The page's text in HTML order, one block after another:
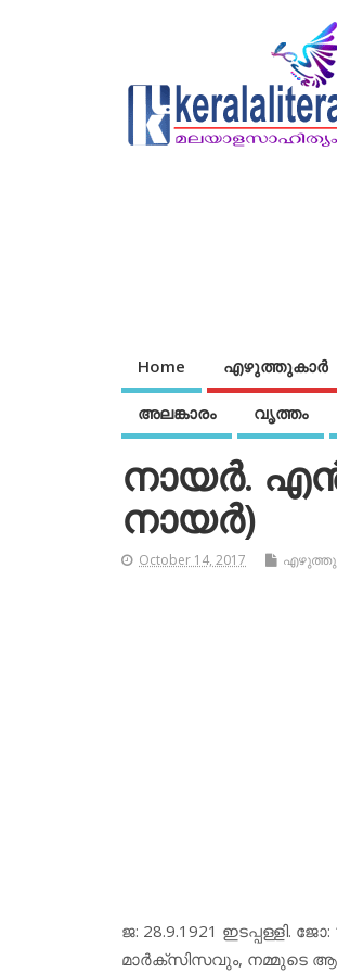
Home എഴുത്തുകാര്‍
അലങ്കാരം വൃത്തം
നായര്‍.
നായര്‍)
October 14, 2017
ജ: 28.9.1921 ഇടപ്പള്ളി.
മാര്‍ക്‌സിസവും, നമ്മുടെ